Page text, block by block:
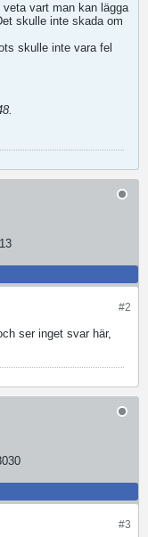
vart man kan lägga
skulle inte skada om
skulle inte vara fel
.
13
#2
ser inget svar här,
#3